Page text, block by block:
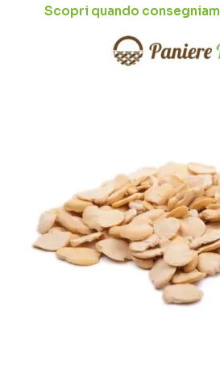
Scopri quando